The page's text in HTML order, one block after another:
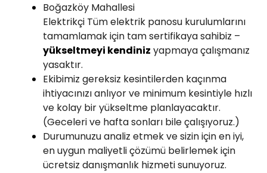
Boğazköy Mahallesi
Elektrikçi Tüm elektrik panosu kurulumlarını
tamamlamak için tam sertifikaya sahibiz –
yükseltmeyi kendiniz yapmaya çalışmanız
yasaktır.
Ekibimiz gereksiz kesintilerden kaçınma
ihtiyacınızı anlıyor ve minimum kesintiyle hızlı
ve kolay bir yükseltme planlayacaktır.
(Geceleri ve hafta sonları bile çalışıyoruz.)
Durumunuzu analiz etmek ve sizin için en iyi,
en uygun maliyetli çözümü belirlemek için
ücretsiz danışmanlık hizmeti sunuyoruz.